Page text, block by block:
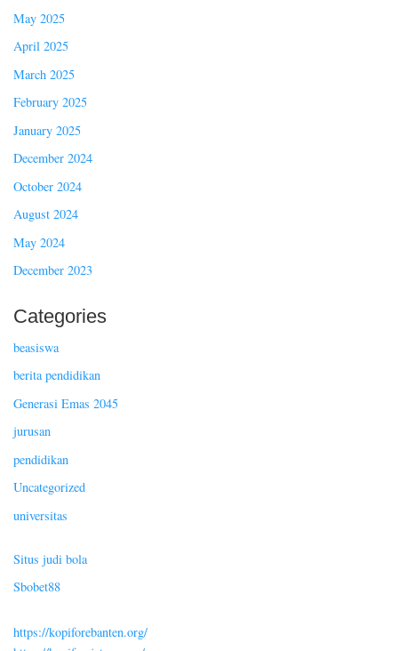
May 2025
April 2025
March 2025
February 2025
January 2025
December 2024
October 2024
August 2024
May 2024
December 2023
Categories
beasiswa
berita pendidikan
Generasi Emas 2045
jurusan
pendidikan
Uncategorized
universitas
Situs judi bola
Sbobet88
https://kopiforebanten.org/